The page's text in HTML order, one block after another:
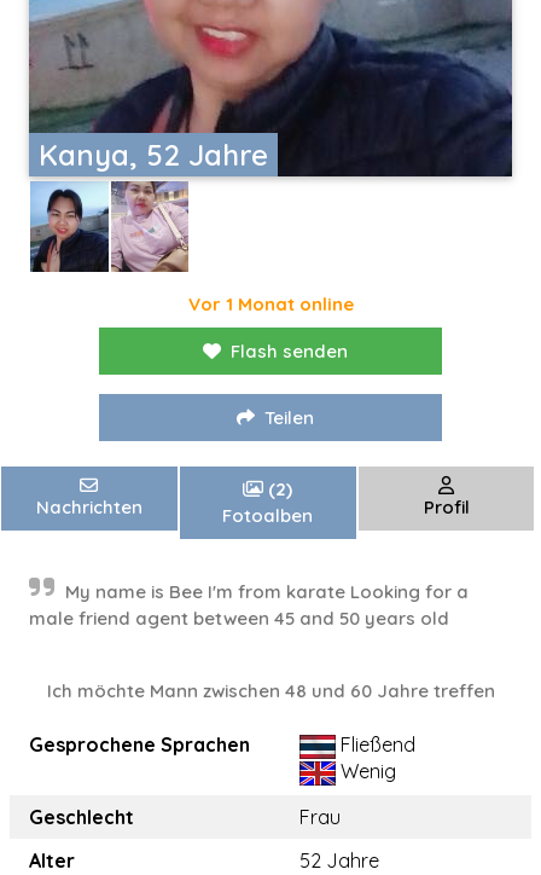
Kanya, 52 Jahre
Vor 1 Monat online
Flash senden
Teilen
Nachrichten
(2)
Fotoalben
Profil
My name is Bee I'm from karate Looking for a
male friend agent between 45 and 50 years old
Ich möchte Mann zwischen 48 und 60 Jahre treffen
Gesprochene Sprachen
Fließend
Wenig
Geschlecht
Frau
Alter
52 Jahre